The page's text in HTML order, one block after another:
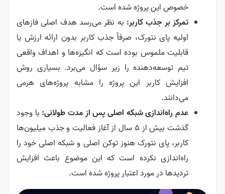
خصوص این پروژه شده است.
تمرکز بر جذب کاربر: به نظر می‌رسد هدف اصلی فازهای
اولیه پای نتورک، صرفاً جذب کاربر بدون ارائه ارزش یا
قابلیت ملموس بوده است که انگیزه‌ها و اهداف واقعی
تیم توسعه‌دهنده را زیر سؤال می‌برد. بسیاری روش
افزایش کاربر این پروژه را مشابه پروژه‌های هرمی
می‌دانند.
عدم راه‌اندازی شبکه اصلی پس از مدت طولانی: با وجود
گذشت بیش از ۵ سال از آغاز فعالیت و جذب میلیون‌ها
کاربر، پای نتورک هنوز توکن اصلی و شبکه اصلی خود را
راه‌اندازی نکرده است که این موضوع باعث افزایش
تردیدها در مورد اعتبار پروژه شده است.